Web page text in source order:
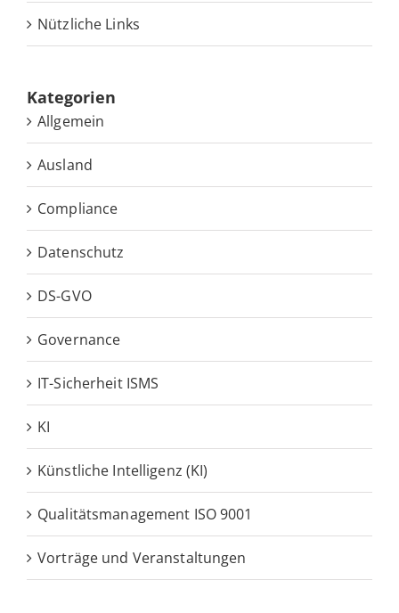
Nütz­li­che Links
Ka­te­go­rien
Allgemein
Ausland
Compliance
Datenschutz
DS-GVO
Governance
IT-Sicherheit ISMS
KI
Künstliche Intelligenz (KI)
Qualitätsmanagement ISO 9001
Vorträge und Veranstaltungen